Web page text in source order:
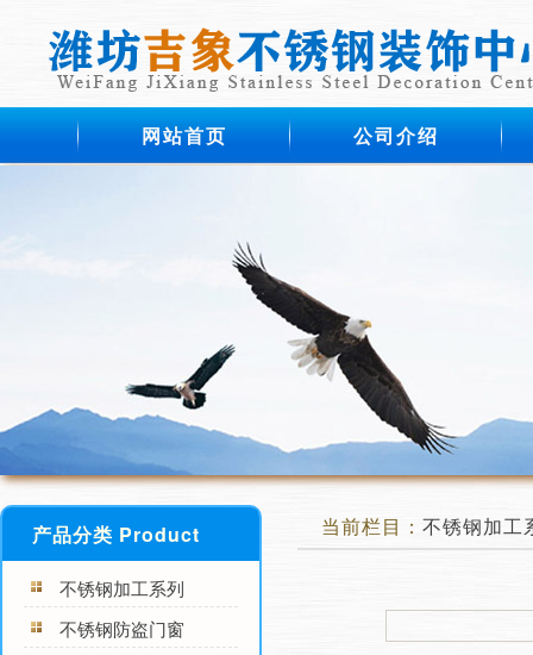
网站首页 公司介绍
产品分类 Product
不锈钢加工系列
不锈钢防盗门窗
当前栏目： 不锈钢加工